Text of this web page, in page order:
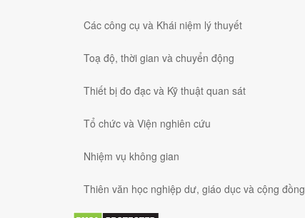
Các công cụ và Khái niệm lý thuyết
Toạ độ, thời gian và chuyển động
Thiết bị đo đạc và Kỹ thuật quan sát
Tổ chức và Viện nghiên cứu
Nhiệm vụ không gian
Thiên văn học nghiệp dư, giáo dục và cộng đồng